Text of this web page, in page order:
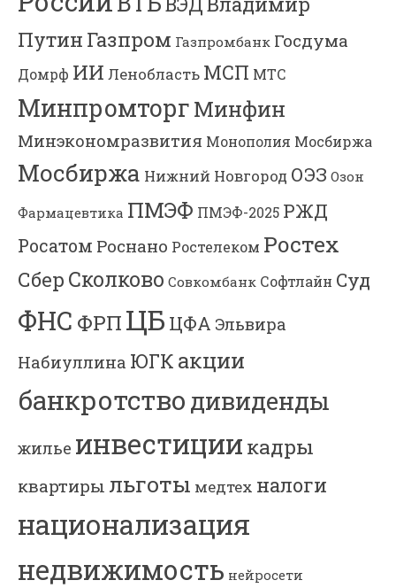
Путин Газпром Газпромбанк Госдума
Домрф ИИ Ленобласть МСП МТС
МинпромторгМинфин
Минэкономразвития Монополия Мосбиржа
Мосбиржа Нижний Новгород ОЭЗ Озон
Фармацевтика ПМЭФ ПМЭФ-2025 РЖД
Росатом Роснано Ростелеком Ростех
Сбер Сколково Совкомбанк Софтлайн Суд
ФНС ФРП ЦБ ЦФА Эльвира
Набиуллина ЮГК акции
банкротство дивиденды
жилье инвестиции кадры
квартиры льготы медтех налоги
национализация
недвижимость нейросети